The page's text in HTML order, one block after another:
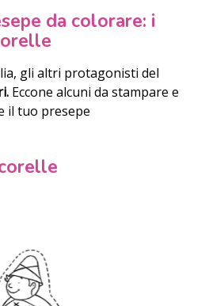
da colorare: i
gli altri protagonisti del
Eccone alcuni da stampare e
il tuo presepe